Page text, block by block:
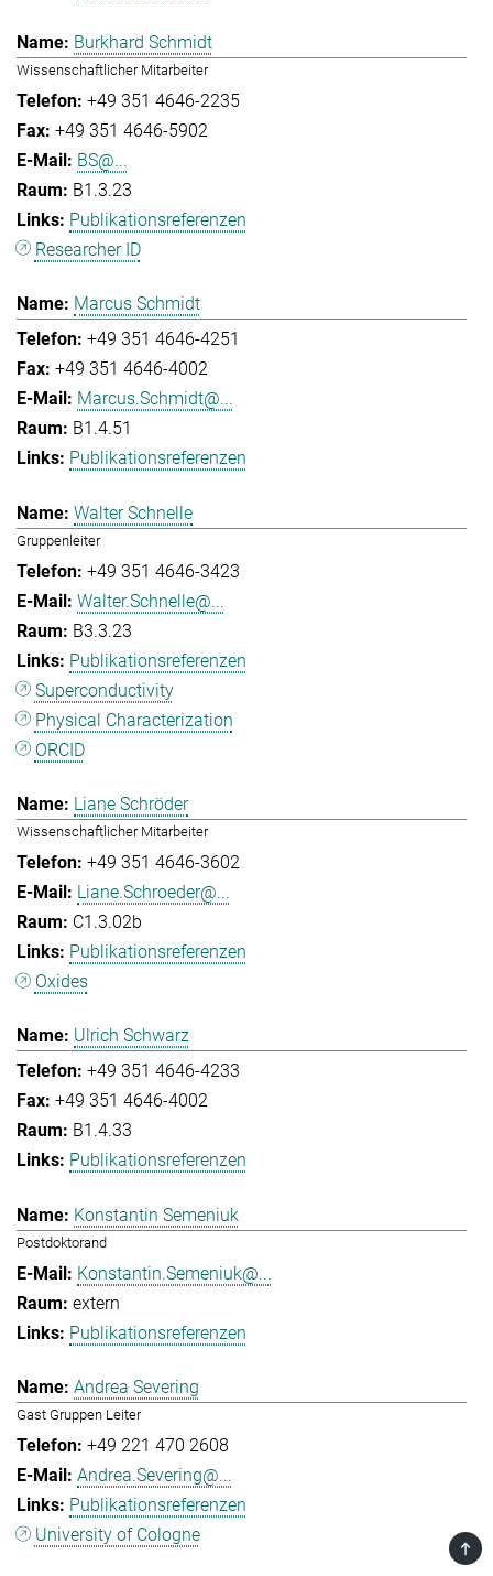
Burkhard Schmidt
Wissenschaftlicher Mitarbeiter
+49 351 4646-2235
+49 351 4646-5902
BS@...
B1.3.23
Publikationsreferenzen
Researcher ID
Marcus Schmidt
+49 351 4646-4251
+49 351 4646-4002
Marcus.Schmidt@...
B1.4.51
Publikationsreferenzen
Walter Schnelle
Gruppenleiter
+49 351 4646-3423
Walter.Schnelle@...
B3.3.23
Publikationsreferenzen
Superconductivity
Physical Characterization
ORCID
Liane Schröder
Wissenschaftlicher Mitarbeiter
+49 351 4646-3602
Liane.Schroeder@...
C1.3.02b
Publikationsreferenzen
Oxides
Ulrich Schwarz
+49 351 4646-4233
+49 351 4646-4002
B1.4.33
Publikationsreferenzen
Konstantin Semeniuk
Postdoktorand
Konstantin.Semeniuk@...
extern
Publikationsreferenzen
Andrea Severing
Gast Gruppen Leiter
+49 221 470 2608
Andrea.Severing@...
Publikationsreferenzen
University of Cologne
TOP